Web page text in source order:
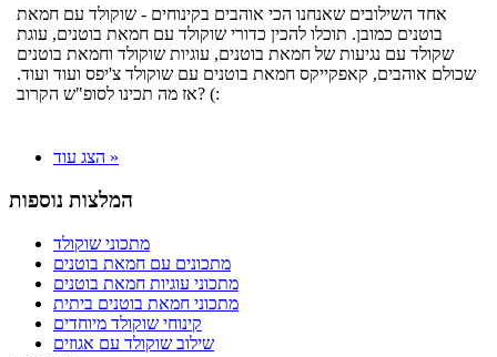
אחד השילובים שאנחנו הכי אוהבים בקינוחים - שוקולד עם חמאת
בוטנים כמובן. תוכלו להכין כדורי שוקולד עם חמאת בוטנים, עוגת
שקולד עם נגיעות של חמאת בוטנים, עוגיות שוקולד וחמאת בוטנים
שכולם אוהבים, קאפקייקס חמאת בוטנים עם שוקולד צ'יפס ועוד ועוד.
אז מה תכינו לסופ"ש הקרוב? (:
הצג עוד »
המלצות נוספות
מתכוני שוקולד
מתכונים עם חמאת בוטנים
מתכוני עוגיות חמאת בוטנים
מתכוני חמאת בוטנים ביתית
קינוחי שוקולד מיוחדים
שילוב שוקולד עם אגוזים